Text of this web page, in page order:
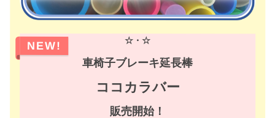
NEW! ☆・☆
車椅子ブレーキ延長棒
ココカラバー
販売開始！